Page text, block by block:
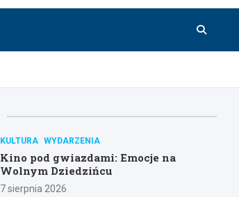
KULTURA WYDARZENIA
Kino pod gwiazdami: Emocje na
Wolnym Dziedzińcu
7 sierpnia 2026